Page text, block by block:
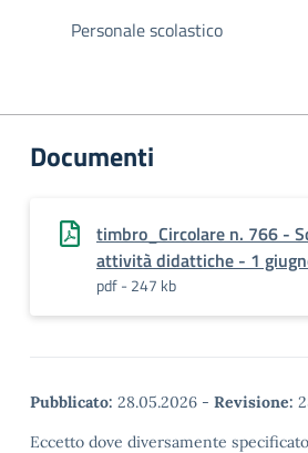
Personale scolastico
Documenti
timbro_Circolare n. 766 -
attività didattiche - 1
pdf - 247 kb
Pubblicato: 28.05.2026 - Revisione:
Eccetto dove diversamente